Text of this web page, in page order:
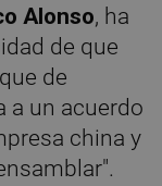
Alonso, ha
de que
de
a un acuerdo
china y